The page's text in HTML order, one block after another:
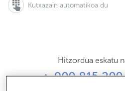
Kutxazain automatikoa du
Hitzordua eskatu
900 815 200